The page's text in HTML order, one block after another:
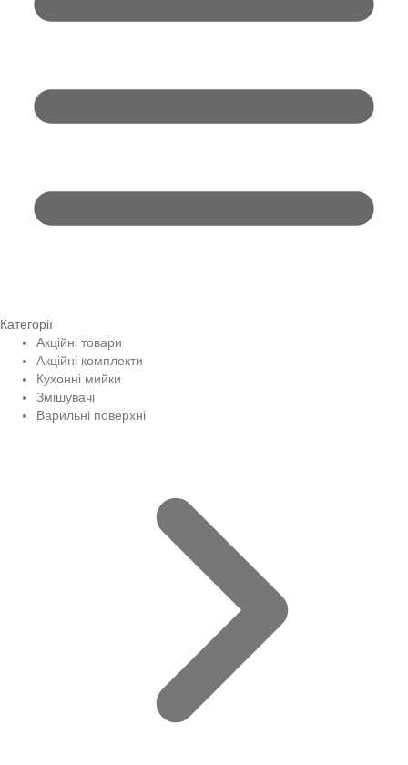
Категорії
Акційні товари
Акційні комплекти
Кухонні мийки
Змішувачі
Варильні поверхні